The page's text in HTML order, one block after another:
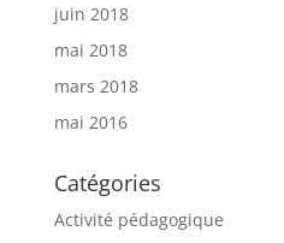
juin 2018
mai 2018
mars 2018
mai 2016
Catégories
Activité pédagogique